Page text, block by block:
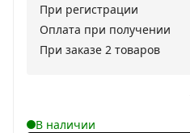
При регистрации
Оплата при получении
При заказе 2 товаров
В наличии